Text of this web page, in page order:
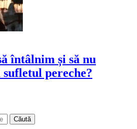
întâlnim și să nu
sufletul pereche?
Căută